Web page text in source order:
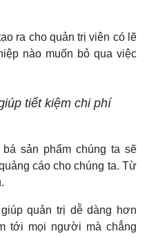
ra cho quản trị viên có lẽ
nào muốn bỏ qua việc
tiết kiệm chi phí
sản phẩm chúng ta sẽ
cáo cho chúng ta. Từ
quản trị dễ dàng hơn
tới mọi người mà chẳng